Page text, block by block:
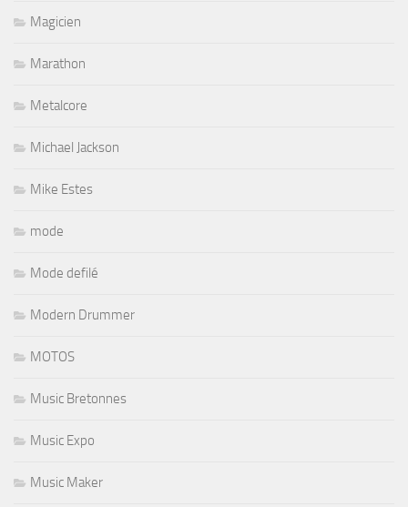
Magicien
Marathon
Metalcore
Michael Jackson
Mike Estes
mode
Mode defilé
Modern Drummer
MOTOS
Music Bretonnes
Music Expo
Music Maker